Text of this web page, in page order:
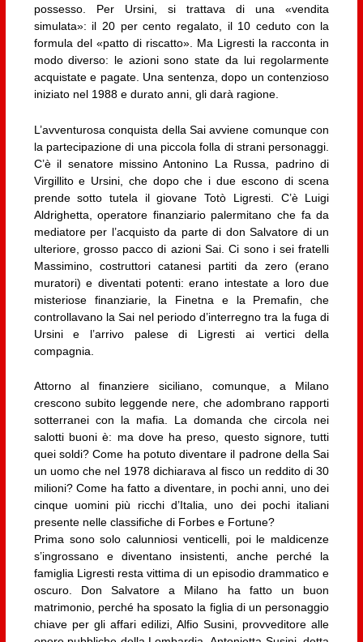
possesso. Per Ursini, si trattava di una «vendita
simulata»: il 20 per cento regalato, il 10 ceduto con la
formula del «patto di riscatto». Ma Ligresti la racconta in
modo diverso: le azioni sono state da lui regolarmente
acquistate e pagate. Una sentenza, dopo un contenzioso
iniziato nel 1988 e durato anni, gli darà ragione.
L’avventurosa conquista della Sai avviene comunque con
la partecipazione di una piccola folla di strani personaggi.
C’è il senatore missino Antonino La Russa, padrino di
Virgillito e Ursini, che dopo che i due escono di scena
prende sotto tutela il giovane Totò Ligresti. C’è Luigi
Aldrighetta, operatore finanziario palermitano che fa da
mediatore per l’acquisto da parte di don Salvatore di un
ulteriore, grosso pacco di azioni Sai. Ci sono i sei fratelli
Massimino, costruttori catanesi partiti da zero (erano
muratori) e diventati potenti: erano intestate a loro due
misteriose finanziarie, la Finetna e la Premafin, che
controllavano la Sai nel periodo d’interregno tra la fuga di
Ursini e l’arrivo palese di Ligresti ai vertici della
compagnia.
Attorno al finanziere siciliano, comunque, a Milano
crescono subito leggende nere, che adombrano rapporti
sotterranei con la mafia. La domanda che circola nei
salotti buoni è: ma dove ha preso, questo signore, tutti
quei soldi? Come ha potuto diventare il padrone della Sai
un uomo che nel 1978 dichiarava al fisco un reddito di 30
milioni? Come ha fatto a diventare, in pochi anni, uno dei
cinque uomini più ricchi d’Italia, uno dei pochi italiani
presente nelle classifiche di Forbes e Fortune?
Prima sono solo calunniosi venticelli, poi le maldicenze
s’ingrossano e diventano insistenti, anche perché la
famiglia Ligresti resta vittima di un episodio drammatico e
oscuro. Don Salvatore a Milano ha fatto un buon
matrimonio, perché ha sposato la figlia di un personaggio
chiave per gli affari edilizi, Alfio Susini, provveditore alle